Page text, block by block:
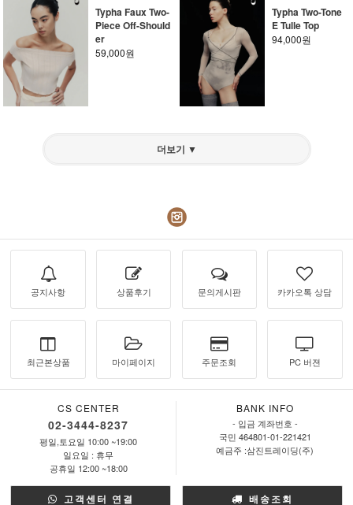
Typha Faux Two-
Piece Off-Should
er
59,000원
Typha Two-Tone
E Tulle Top
94,000원
더보기 ▼
공지사항 상품후기 문의게시판 카카오톡 상담
최근본상품 마이페이지 주문조회 PC 버젼
CS CENTER
02-3444-8237
평일,토요일 10:00 ~19:00
일요일 : 휴무
공휴일 12:00 ~18:00
BANK INFO
- 입금 계좌번호 -
국민 464801-01-221421
예금주 :삼진트레이딩(주)
고객센터 연결 배송조회